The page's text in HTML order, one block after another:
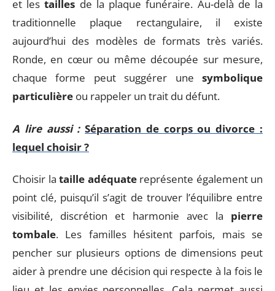
et lestailles de la plaque funéraire. Au-delà de la
traditionnelle plaque rectangulaire, il existe
aujourd’hui des modèles de formats très variés.
Ronde, en cœur ou même découpée sur mesure,
chaque forme peut suggérer une symbolique
particulière ou rappeler un trait du défunt.
A lire aussi : Séparation de corps ou divorce :
lequel choisir ?
Choisir la taille adéquatereprésente également un
point clé, puisqu’il s’agit de trouver l’équilibre entre
visibilité, discrétion et harmonie avec la pierre
tombale. Les familles hésitent parfois, mais se
pencher sur plusieurs options de dimensions peut
aider à prendre une décision qui respecte à la fois le